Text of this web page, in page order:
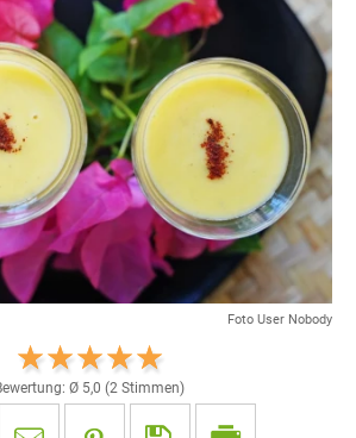
Foto User Nobody
Ø 5,0 (2 Stimmen)